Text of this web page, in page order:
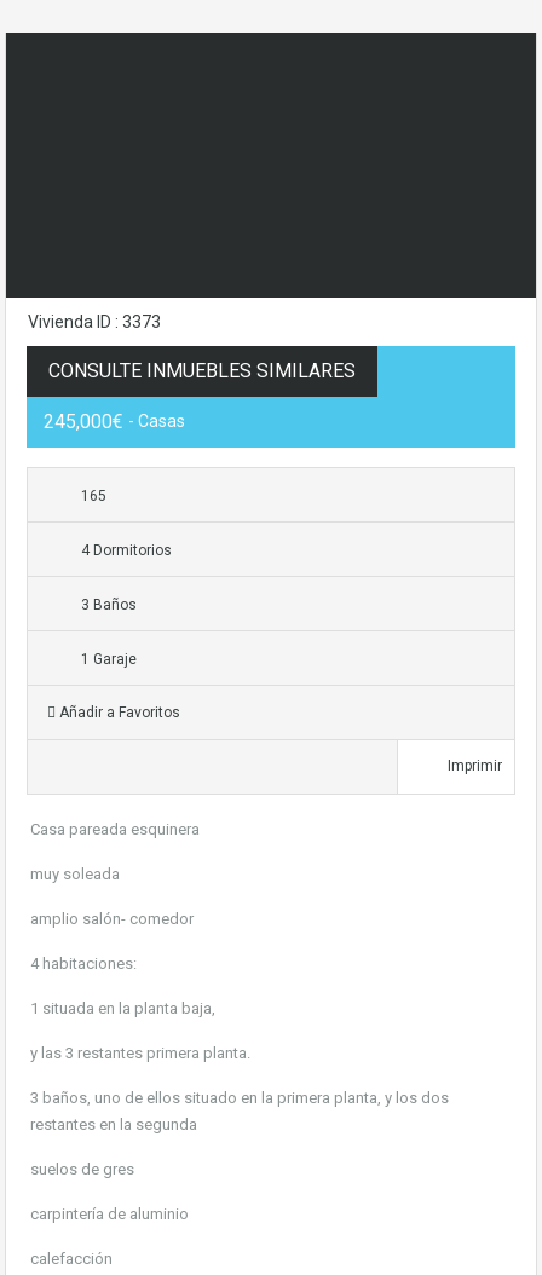
Vivienda ID : 3373
CONSULTE INMUEBLES SIMILARES
245,000€ - Casas
165
4 Dormitorios
3 Baños
1 Garaje
Añadir a Favoritos
Imprimir
Casa pareada esquinera
muy soleada
amplio salón- comedor
4 habitaciones:
1 situada en la planta baja,
y las 3 restantes primera planta.
3 baños, uno de ellos situado en la primera planta, y los dos
restantes en la segunda
suelos de gres
carpintería de aluminio
calefacción